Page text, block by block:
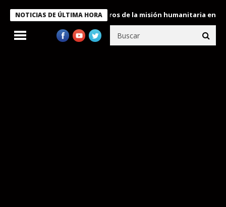
NOTICIAS DE ÚLTIMA HORA
Bukele condecora a miembros de la misión humanitaria enviada